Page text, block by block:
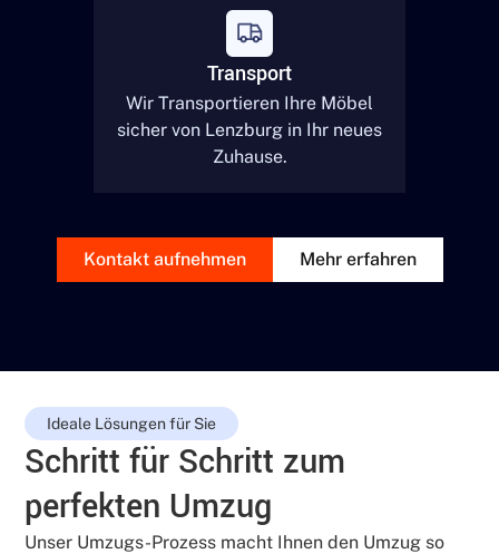
Transport
Wir Transportieren Ihre Möbel
sicher von Lenzburg in Ihr neues
Zuhause.
Kontakt aufnehmen Mehr erfahren
Ideale Lösungen für Sie
Schritt für Schritt zum
perfekten Umzug
Unser Umzugs-Prozess macht Ihnen den Umzug so